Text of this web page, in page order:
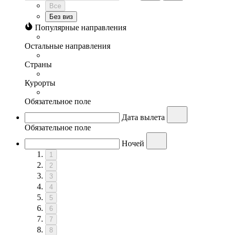
Все
Без виз
Популярные направления
Остальные направления
Страны
Курорты
Обязательное поле
Дата вылета
Обязательное поле
Ночей
1
2
3
4
5
6
7
8